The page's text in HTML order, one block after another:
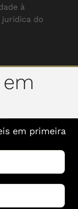
à
jurídica do
em primeira